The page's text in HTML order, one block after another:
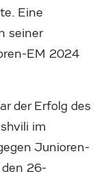
Eine
seiner
EM 2024
der Erfolg des
im
Junioren-
den 26-